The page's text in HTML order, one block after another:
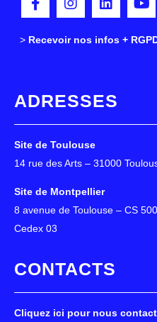
> Recevoir nos infos +
ADRESSES
Site de Toulouse
14 rue des Arts – 31000
Site de Montpellier
8 avenue de Toulouse – CS
Cedex 03
CONTACTS
Cliquez ici pour nous